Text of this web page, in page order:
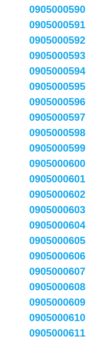
0905000590
0905000591
0905000592
0905000593
0905000594
0905000595
0905000596
0905000597
0905000598
0905000599
0905000600
0905000601
0905000602
0905000603
0905000604
0905000605
0905000606
0905000607
0905000608
0905000609
0905000610
0905000611